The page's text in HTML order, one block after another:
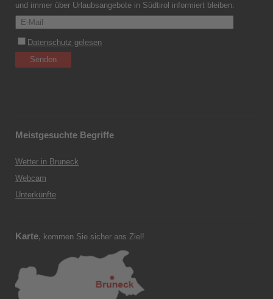
und immer über Urlaubsangebote in Südtirol informiert bleiben.
Meistgesuchte Begriffe
Wetter in Bruneck
Webcam
Unterkünfte
Karte, kommen Sie sicher ans Ziel!